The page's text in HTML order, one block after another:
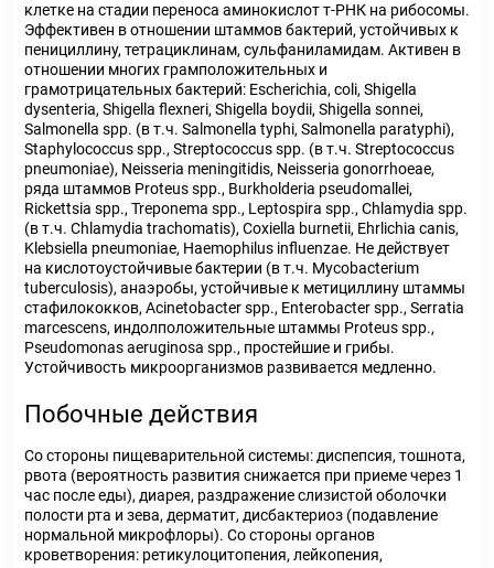
клетке на стадии переноса аминокислот т-РНК на рибосомы.
Эффективен в отношении штаммов бактерий, устойчивых к
пенициллину, тетрациклинам, сульфаниламидам. Активен в
отношении многих грамположительных и
грамотрицательных бактерий: Escherichia, coli, Shigella
dysenteria, Shigella flexneri, Shigella boydii, Shigella sonnei,
Salmonella spp. (в т.ч. Salmonella typhi, Salmonella paratyphi),
Staphylococcus spp., Streptococcus spp. (в т.ч. Streptococcus
pneumoniae), Neisseria meningitidis, Neisseria gonorrhoeae,
ряда штаммов Proteus spp., Burkholderia pseudomallei,
Rickettsia spp., Treponema spp., Leptospira spp., Chlamydia spp.
(в т.ч. Chlamydia trachomatis), Coxiella burnetii, Ehrlichia canis,
Klebsiella pneumoniae, Haemophilus influenzae. He действует
на кислотоустойчивые бактерии (в т.ч. Mycobacterium
tuberculosis), анаэробы, устойчивые к метициллину штаммы
стафилококков, Acinetobacter spp., Enterobacter spp., Serratia
marcescens, индолположительные штаммы Proteus spp.,
Pseudomonas aeruginosa spp., простейшие и грибы.
Устойчивость микроорганизмов развивается медленно.
Побочные действия
Со стороны пищеварительной системы: диспепсия, тошнота,
рвота (вероятность развития снижается при приеме через 1
час после еды), диарея, раздражение слизистой оболочки
полости рта и зева, дерматит, дисбактериоз (подавление
нормальной микрофлоры). Со стороны органов
кроветворения: ретикулоцитопения, лейкопения,